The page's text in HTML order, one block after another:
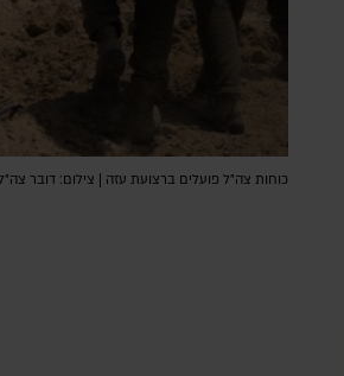
כוחות צה"ל פועלים ברצועת עזה | צילום: דובר